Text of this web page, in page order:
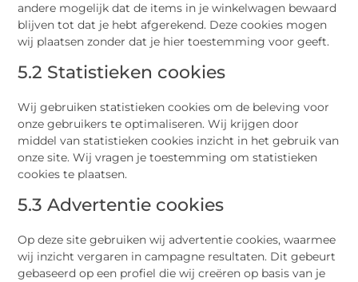
andere mogelijk dat de items in je winkelwagen bewaard
blijven tot dat je hebt afgerekend. Deze cookies mogen
wij plaatsen zonder dat je hier toestemming voor geeft.
5.2 Statistieken cookies
Wij gebruiken statistieken cookies om de beleving voor
onze gebruikers te optimaliseren. Wij krijgen door
middel van statistieken cookies inzicht in het gebruik van
onze site. Wij vragen je toestemming om statistieken
cookies te plaatsen.
5.3 Advertentie cookies
Op deze site gebruiken wij advertentie cookies, waarmee
wij inzicht vergaren in campagne resultaten. Dit gebeurt
gebaseerd op een profiel die wij creëren op basis van je